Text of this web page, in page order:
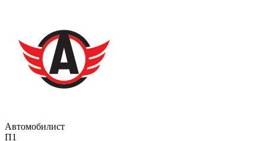
Автомобилист
П1